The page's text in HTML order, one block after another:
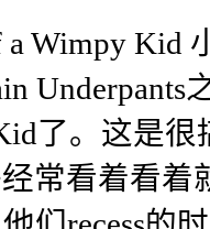
Wimpy Kid
了。这是
常看着看